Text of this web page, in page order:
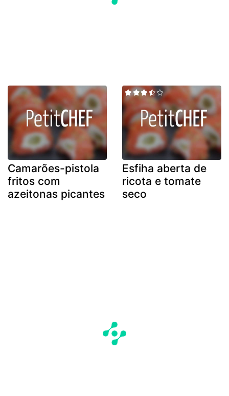
Camarões-pistola
fritos com
azeitonas picantes
Esfiha aberta de
ricota e tomate
seco